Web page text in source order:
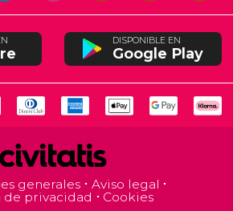
DISPONIBLE EN
Google Play
generales
Aviso legal
de privacidad
Cookies